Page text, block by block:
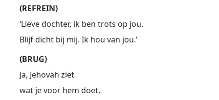
(REFREIN)
‘Lieve dochter, ik ben trots op jou.
Blijf dicht bij mij. Ik hou van jou.’
(BRUG)
Ja, Jehovah ziet
wat je voor hem doet,